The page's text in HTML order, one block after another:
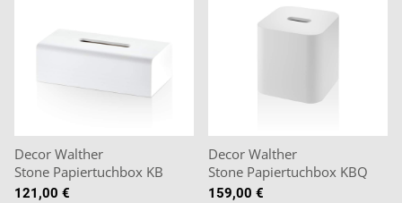
Decor Walther
Stone Papiertuchbox KB
121,00 €
Decor Walther
Stone Papiertuchbox KBQ
159,00 €